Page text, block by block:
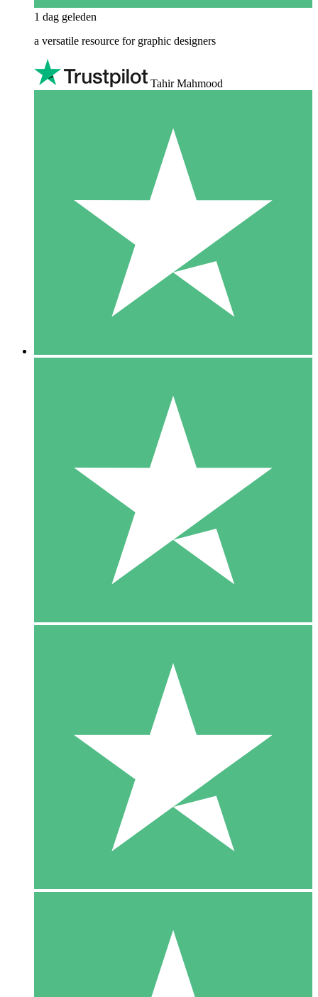
1 dag geleden
a versatile resource for graphic designers
Tahir Mahmood